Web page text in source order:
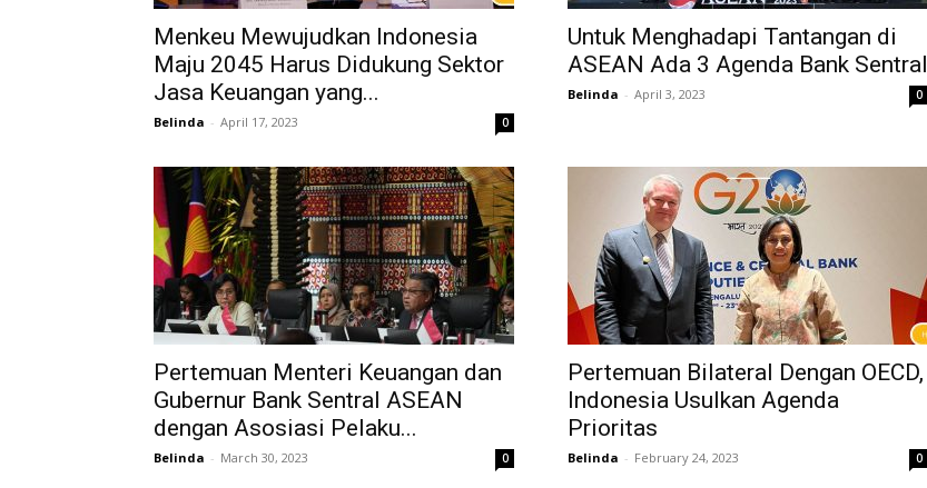
Menkeu Mewujudkan Indonesia
Maju 2045 Harus Didukung Sektor
Jasa Keuangan yang...
Belinda - April 17, 2023 0
Untuk Menghadapi Tantangan di
ASEAN Ada 3 Agenda Bank Sentral
Belinda - April 3, 2023 0
Pertemuan Menteri Keuangan dan
Gubernur Bank Sentral ASEAN
dengan Asosiasi Pelaku...
Belinda - March 30, 2023 0
Pertemuan Bilateral Dengan OECD,
Indonesia Usulkan Agenda
Prioritas
Belinda - February 24, 2023 0